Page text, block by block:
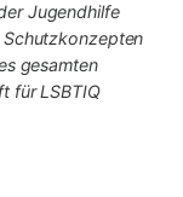
Jugendhilfe
gesamten
für LSBTIQ